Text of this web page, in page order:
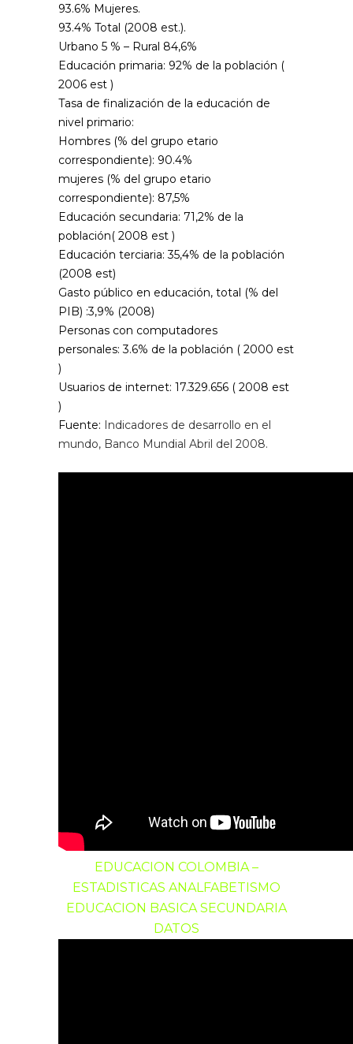
93.6% Mujeres.
93.4% Total (2008 est.).
Urbano 5 % – Rural 84,6%
Educación primaria: 92% de la población (
2006 est )
Tasa de finalización de la educación de
nivel primario:
Hombres (% del grupo etario
correspondiente): 90.4%
mujeres (% del grupo etario
correspondiente): 87,5%
Educación secundaria: 71,2% de la
población( 2008 est )
Educación terciaria: 35,4% de la población
(2008 est)
Gasto público en educación, total (% del
PIB) :3,9% (2008)
Personas con computadores
personales:3.6% de la población ( 2000 est
)
Usuarios de internet: 17.329.656 ( 2008 est
)
Fuente: Indicadores de desarrollo en el
mundo, Banco Mundial Abril del 2008.
EDUCACION COLOMBIA –
ESTADISTICAS ANALFABETISMO
EDUCACION BASICA SECUNDARIA
DATOS